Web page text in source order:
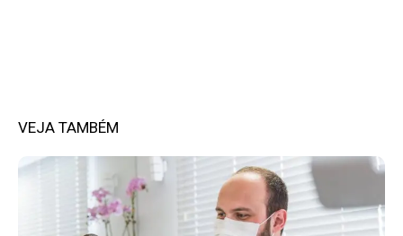
VEJA TAMBÉM